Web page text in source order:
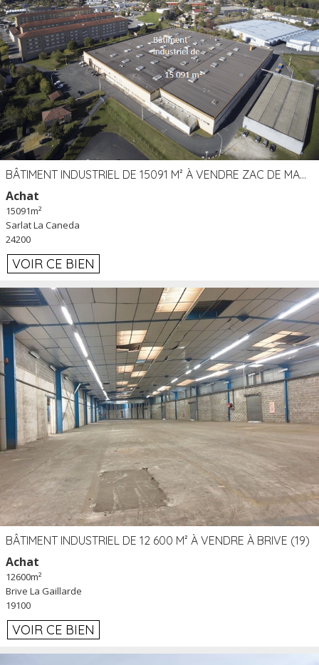
BÂTIMENT INDUSTRIEL DE 15091 M² À VENDRE ZAC DE MADRAZÈS À SARLAT (24)
Achat
15091m²
Sarlat La Caneda
24200
VOIR CE BIEN
BÂTIMENT INDUSTRIEL DE 12 600 M² À VENDRE À BRIVE (19)
Achat
12600m²
Brive La Gaillarde
19100
VOIR CE BIEN